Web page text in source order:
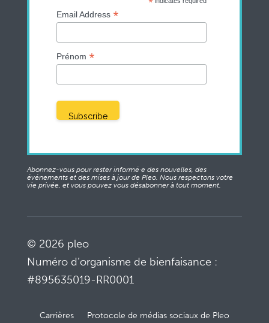
Email Address *
Prénom *
Abonnez-vous pour rester informé·e des nouvelles, des
événements et des mises à jour de Pleo. Nous respectons votre
vie privée, et vous pouvez vous désabonner à tout moment.
© 2026 pleo
Numéro d’organisme de bienfaisance :
#895635019-RR0001
Carrières Protocole de médias sociaux de Pleo